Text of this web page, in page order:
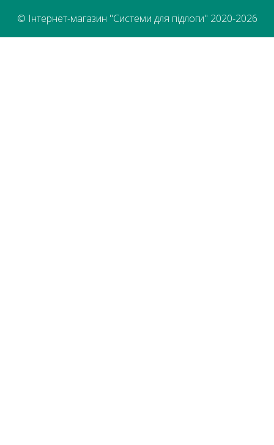
© Інтернет-магазин "Системи для підлоги" 2020-2026